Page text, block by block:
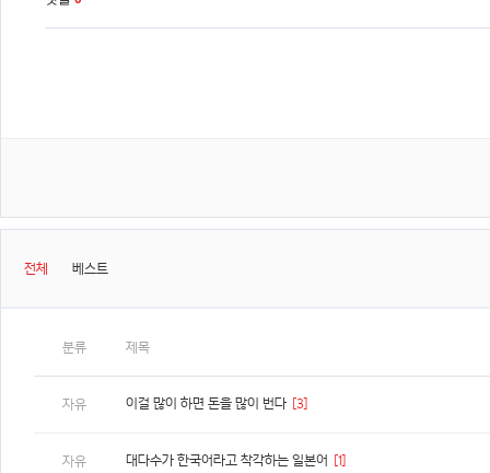
전체 베스트
분류 제목
자유 이걸 많이 하면 돈을 많이 번다 [3]
자유 대다수가 한국어라고 착각하는 일본어 [1]